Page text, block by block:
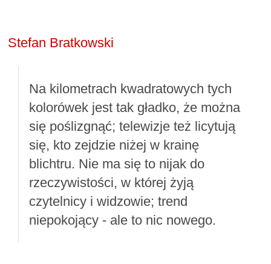
Stefan Bratkowski
Na kilometrach kwadratowych tych
kolorówek jest tak gładko, że można
się poślizgnąć; telewizje też licytują
się, kto zejdzie niżej w krainę
blichtru. Nie ma się to nijak do
rzeczywistości, w której żyją
czytelnicy i widzowie; trend
niepokojący - ale to nic nowego.